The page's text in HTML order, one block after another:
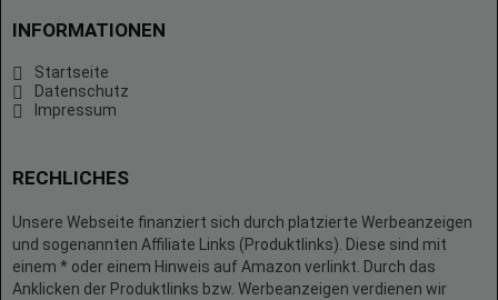
INFORMATIONEN
Startseite
Datenschutz
Impressum
RECHLICHES
Unsere Webseite finanziert sich durch platzierte Werbeanzeigen
und sogenannten Affiliate Links (Produktlinks). Diese sind mit
einem * oder einem Hinweis auf Amazon verlinkt. Durch das
Anklicken der Produktlinks bzw. Werbeanzeigen verdienen wir